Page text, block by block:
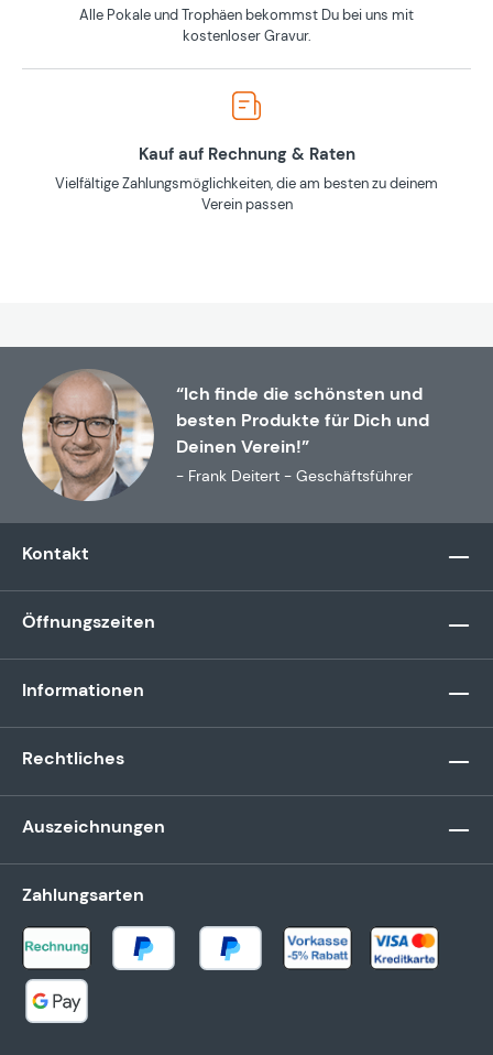
Alle Pokale und Trophäen bekommst Du bei uns mit
kostenloser Gravur.
Kauf auf Rechnung & Raten
Vielfältige Zahlungsmöglichkeiten, die am besten zu deinem
Verein passen
“Ich finde die schönsten und
besten Produkte für Dich und
Deinen Verein!”
- Frank Deitert - Geschäftsführer
Kontakt
Öffnungszeiten
Informationen
Rechtliches
Auszeichnungen
Zahlungsarten